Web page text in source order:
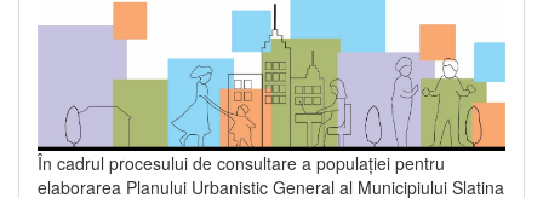
În cadrul procesului de consultare a populaţiei pentru
elaborarea Planului Urbanistic General al Municipiului Slatina